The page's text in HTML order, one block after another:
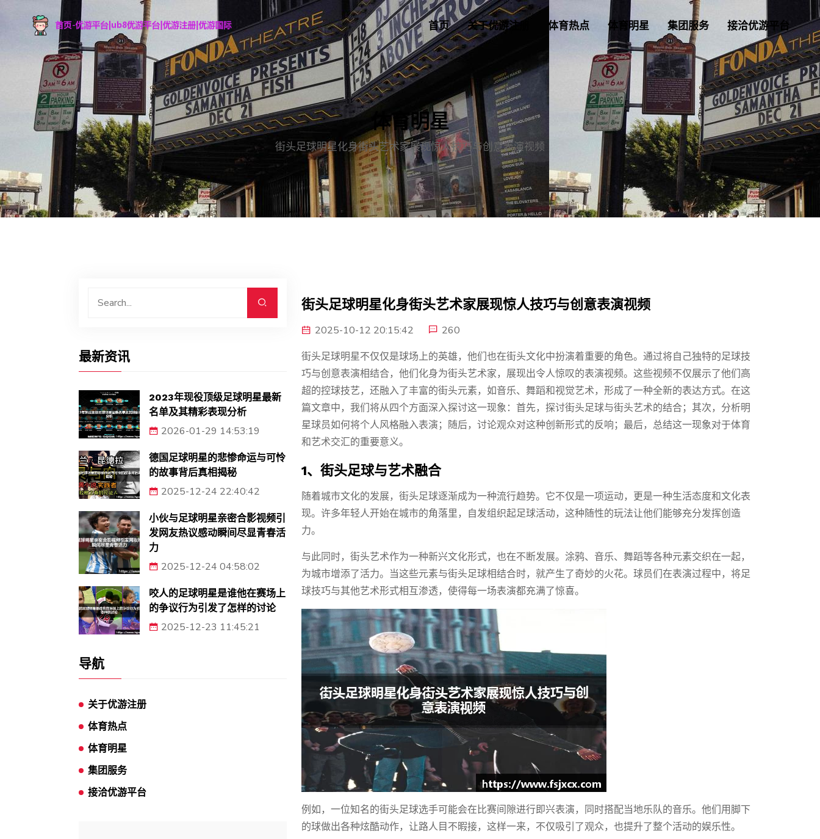
首页 关于优游注册 体育热点 体育明星 集团服务 接洽优游平台
体育明星
街头足球明星化身街头艺术家展现惊人技巧与创意表演视频
最新资讯
2023年现役顶级足球明星最新
名单及其精彩表现分析
2026-01-29 14:53:19
德国足球明星的悲惨命运与可怜
的故事背后真相揭秘
2025-12-24 22:40:42
小伙与足球明星亲密合影视频引
发网友热议感动瞬间尽显青春活
力
2025-12-24 04:58:02
咬人的足球明星是谁他在赛场上
的争议行为引发了怎样的讨论
2025-12-23 11:45:21
导航
关于优游注册
体育热点
体育明星
集团服务
接洽优游平台
街头足球明星化身街头艺术家展现惊人技巧与创意表演视频
2025-10-12 20:15:42
260
街头足球明星不仅仅是球场上的英雄，他们也在街头文化中扮演着重要的角色。通过将自己独特的足球技
巧与创意表演相结合，他们化身为街头艺术家，展现出令人惊叹的表演视频。这些视频不仅展示了他们高
超的控球技艺，还融入了丰富的街头元素，如音乐、舞蹈和视觉艺术，形成了一种全新的表达方式。在这
篇文章中，我们将从四个方面深入探讨这一现象：首先，探讨街头足球与街头艺术的结合；其次，分析明
星球员如何将个人风格融入表演；随后，讨论观众对这种创新形式的反响；最后，总结这一现象对于体育
和艺术交汇的重要意义。
1、街头足球与艺术融合
随着城市文化的发展，街头足球逐渐成为一种流行趋势。它不仅是一项运动，更是一种生活态度和文化表
现。许多年轻人开始在城市的角落里，自发组织起足球活动，这种随性的玩法让他们能够充分发挥创造
力。
与此同时，街头艺术作为一种新兴文化形式，也在不断发展。涂鸦、音乐、舞蹈等各种元素交织在一起，
为城市增添了活力。当这些元素与街头足球相结合时，就产生了奇妙的火花。球员们在表演过程中，将足
球技巧与其他艺术形式相互渗透，使得每一场表演都充满了惊喜。
例如，一位知名的街头足球选手可能会在比赛间隙进行即兴表演，同时搭配当地乐队的音乐。他们用脚下
的球做出各种炫酷动作，让路人目不暇接，这样一来，不仅吸引了观众，也提升了整个活动的娱乐性。